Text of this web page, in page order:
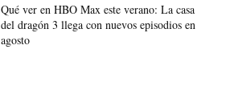
Qué ver en HBO Max este verano: La casa
del dragón 3 llega con nuevos episodios en
agosto